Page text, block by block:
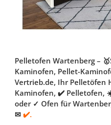
Pelletofen Wartenberg –
Kaminofen, Pellet-
Vertrieb.de, Ihr Pelletöfen
Kaminofen, ✔️ Pelletofen,
oder ✓ Ofen für
✉ ✔️.